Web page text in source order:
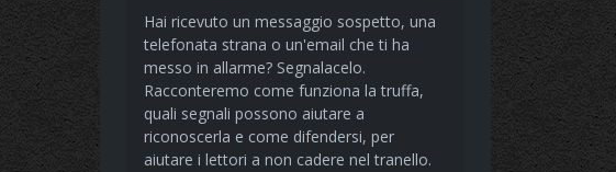
Hai ricevuto un messaggio sospetto, una
telefonata strana o un'email che ti ha
messo in allarme? Segnalacelo.
Racconteremo come funziona la truffa,
quali segnali possono aiutare a
riconoscerla e come difendersi, per
aiutare i lettori a non cadere nel tranello.